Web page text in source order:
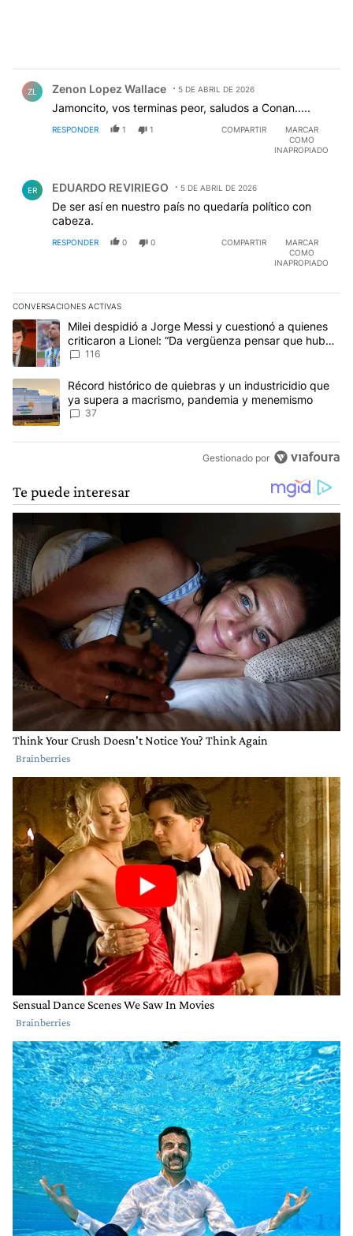
ZL Zenon Lopez Wallace 5 DE ABRIL DE 2026
Jamoncito, vos terminas peor, saludos a Conan.....
RESPONDER 1 1 COMPARTIR
MARCAR
COMO
INAPROPIADO
ER EDUARDO REVIRIEGO 5 DE ABRIL DE 2026
De ser así en nuestro país no quedaría político con
cabeza.
RESPONDER 0 0 COMPARTIR
MARCAR
COMO
INAPROPIADO
CONVERSACIONES ACTIVAS
Este listado muestra los artículos con más comentarios en los
Un artículo de tendencia con el título "Milei despidió a Jorge
Milei despidió a Jorge Messi y cuestionó a quienes
criticaron a Lionel: “Da vergüenza pensar que hubo
anti-Messi”
116
Un artículo de tendencia con el título "Récord histórico de
Récord histórico de quiebras y un industricidio que
ya supera a macrismo, pandemia y menemismo
37
Gestionado por